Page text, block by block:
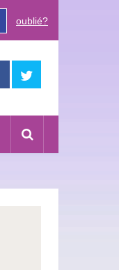
oublié?